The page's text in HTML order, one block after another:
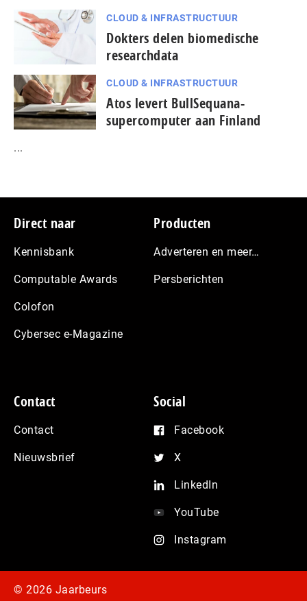
CLOUD & INFRASTRUCTUUR
Dokters delen biomedische
researchdata
CLOUD & INFRASTRUCTUUR
Atos levert BullSequana-
supercomputer aan Finland
...
Footer
Direct naar
Kennisbank
Computable Awards
Colofon
Cybersec e-Magazine
Producten
Adverteren en meer…
Persberichten
Contact
Contact
Nieuwsbrief
Social
Facebook
X
LinkedIn
YouTube
Instagram
© 2026 Jaarbeurs